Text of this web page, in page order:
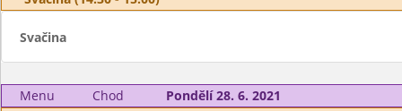
Svačina
Menu Chod
Pondělí 28. 6. 2021